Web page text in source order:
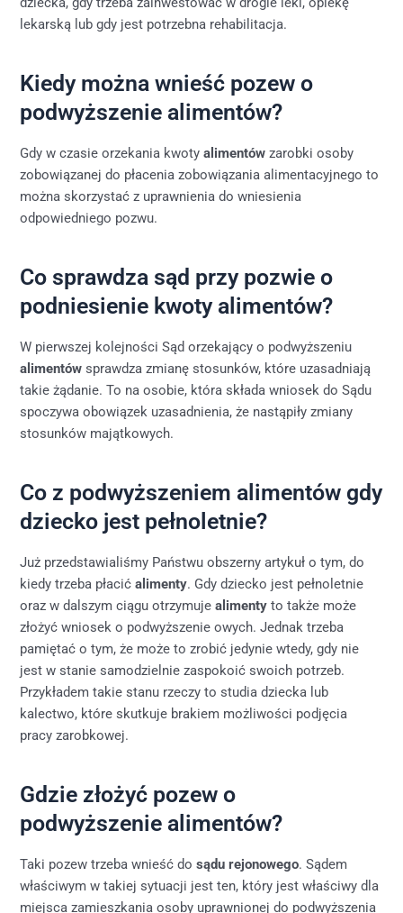
lekarską lub gdy jest potrzebna rehabilitacja.
Kiedy można wnieść pozew o
podwyższenie alimentów?
Gdy w czasie orzekania kwotyalimentów zarobki osoby
zobowiązanej do płacenia zobowiązania alimentacyjnego to
można skorzystać z uprawnienia do wniesienia
odpowiedniego pozwu.
Co sprawdza sąd przy pozwie o
podniesienie kwoty alimentów?
W pierwszej kolejności Sąd orzekający o podwyższeniu
alimentów sprawdza zmianę stosunków, które uzasadniają
takie żądanie. To na osobie, która składa wniosek do Sądu
spoczywa obowiązek uzasadnienia, że nastąpiły zmiany
stosunków majątkowych.
Co z podwyższeniem alimentów gdy
dziecko jest pełnoletnie?
Już przedstawialiśmy Państwu obszerny artykuł o tym, do
kiedy trzeba płacićalimenty. Gdy dziecko jest pełnoletnie
oraz w dalszym ciągu otrzymujealimenty to także może
złożyć wniosek o podwyższenie owych. Jednak trzeba
pamiętać o tym, że może to zrobić jedynie wtedy, gdy nie
jest w stanie samodzielnie zaspokoić swoich potrzeb.
Przykładem takie stanu rzeczy to studia dziecka lub
kalectwo, które skutkuje brakiem możliwości podjęcia
pracy zarobkowej.
Gdzie złożyć pozew o
podwyższenie alimentów?
Taki pozew trzeba wnieść dosądu rejonowego. Sądem
właściwym w takiej sytuacji jest ten, który jest właściwy dla
miejsca zamieszkania osoby uprawnionej do podwyższenia